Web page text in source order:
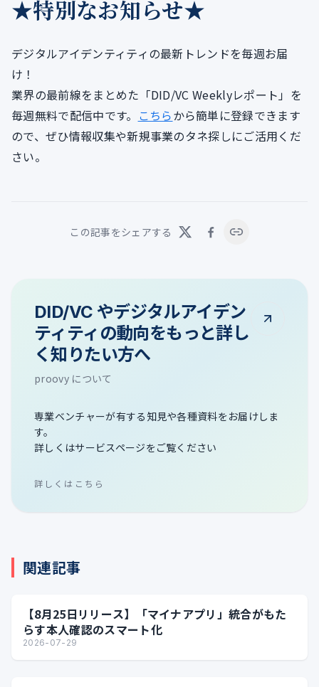
★特別なお知らせ★
デジタルアイデンティティの最新トレンドを毎週お届
け！
業界の最前線をまとめた「DID/VC Weeklyレポート」を
毎週無料で配信中です。 こちらから簡単に登録できます
ので、ぜひ情報収集や新規事業のタネ探しにご活用くだ
さい。
この記事をシェアする
DID/VC やデジタルアイデン
ティティの動向をもっと詳し
く知りたい方へ
proovy について
専業ベンチャーが有する知見や各種資料をお届けしま
す。
詳しくはサービスページをご覧ください
詳しくはこちら
関連記事
【8月25日リリース】「マイナアプリ」統合がもた
らす本人確認のスマート化
2026-07-29